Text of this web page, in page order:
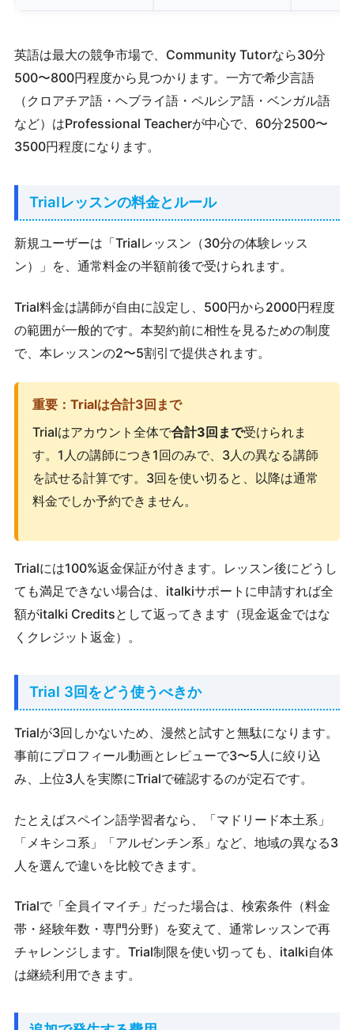
英語は最大の競争市場で、Community Tutorなら30分
500〜800円程度から見つかります。一方で希少言語
（クロアチア語・ヘブライ語・ペルシア語・ベンガル語
など）はProfessional Teacherが中心で、60分2500〜
3500円程度になります。
Trialレッスンの料金とルール
新規ユーザーは「Trialレッスン（30分の体験レッス
ン）」を、通常料金の半額前後で受けられます。
Trial料金は講師が自由に設定し、500円から2000円程度
の範囲が一般的です。本契約前に相性を見るための制度
で、本レッスンの2〜5割引で提供されます。
重要：Trialは合計3回まで
Trialはアカウント全体で合計3回まで受けられま
す。1人の講師につき1回のみで、3人の異なる講師
を試せる計算です。3回を使い切ると、以降は通常
料金でしか予約できません。
Trialには100%返金保証が付きます。レッスン後にどうし
ても満足できない場合は、italkiサポートに申請すれば全
額がitalki Creditsとして返ってきます（現金返金ではな
くクレジット返金）。
Trial 3回をどう使うべきか
Trialが3回しかないため、漫然と試すと無駄になります。
事前にプロフィール動画とレビューで3〜5人に絞り込
み、上位3人を実際にTrialで確認するのが定石です。
たとえばスペイン語学習者なら、「マドリード本土系」
「メキシコ系」「アルゼンチン系」など、地域の異なる3
人を選んで違いを比較できます。
Trialで「全員イマイチ」だった場合は、検索条件（料金
帯・経験年数・専門分野）を変えて、通常レッスンで再
チャレンジします。Trial制限を使い切っても、italki自体
は継続利用できます。